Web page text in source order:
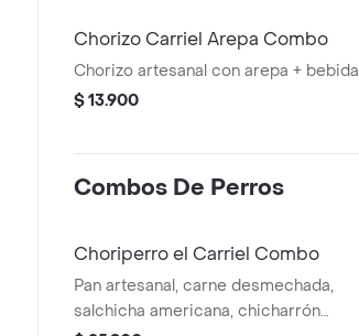
Chorizo Carriel Arepa Combo
Chorizo artesanal con arepa + bebida
$ 13.900
Combos De Perros
Choriperro el Carriel Combo
Pan artesanal, carne desmechada,
salchicha americana, chicharrón